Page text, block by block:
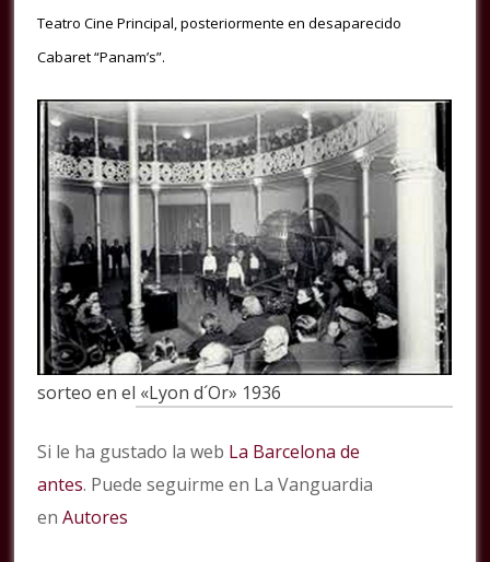
Teatro Cine Principal, posteriormente en desaparecido
Cabaret “Panam’s”.
sorteo en el «Lyon d´Or» 1936
Si le ha gustado la web La Barcelona de
antes. Puede seguirme en La Vanguardia
enAutores